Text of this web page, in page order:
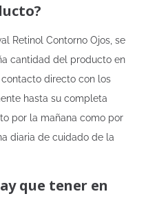
Retinol Contorno Ojos, se
cantidad del producto en
directo con los
hasta su completa
por la mañana como por
diaria de cuidado de la
que tener en